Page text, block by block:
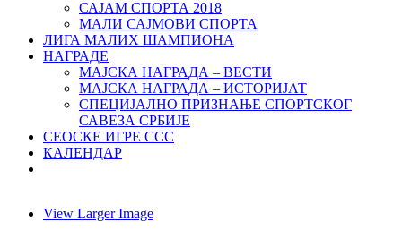
САЈАМ СПОРТА 2018
МАЛИ САЈМОВИ СПОРТА
ЛИГА МАЛИХ ШАМПИОНА
НАГРАДЕ
МАЈСКА НАГРАДА – ВЕСТИ
МАЈСКА НАГРАДА – ИСТОРИЈАТ
СПЕЦИЈАЛНО ПРИЗНАЊЕ СПОРТСКОГ
САВЕЗА СРБИЈЕ
СЕОСКЕ ИГРЕ ССС
КАЛЕНДАР
View Larger Image